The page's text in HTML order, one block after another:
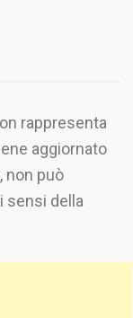
rappresenta
aggiornato
non può
sensi della